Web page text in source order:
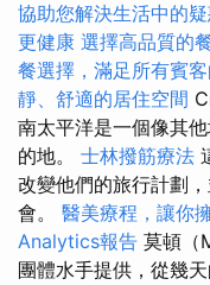
協助您解決生活中的
更健康 選擇高品質的
餐選擇，滿足所有賓
靜、舒適的居住空間
南太平洋是一個像其
的地。 士林撥筋療法
改變他們的旅行計劃
會。 醫美療程，讓你
Analytics報告 莫頓（
團體水手提供，從幾